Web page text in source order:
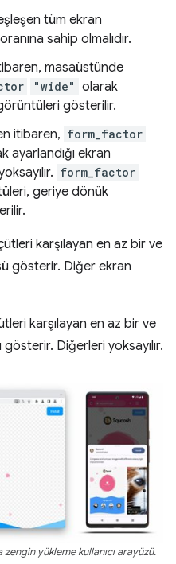
tüm ekran
sahip olmalıdır.
masaüstünde
"wide" olarak
gösterilir.
itibaren, form_factor
ayarlandığı ekran
form_factor
geriye dönük
karşılayan en az bir ve
gösterir. Diğer ekran
karşılayan en az bir ve
Diğerleri yoksayılır.
yükleme kullanıcı arayüzü.